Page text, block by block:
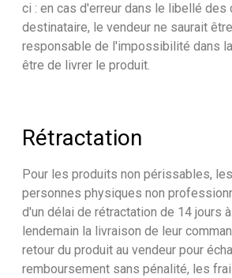
ci : en cas d'erreur dans le libellé des
destinataire, le vendeur ne saurait
responsable de l'impossibilité dans
être de livrer le produit.
Rétractation
Pour les produits non périssables,
personnes physiques non
d'un délai de rétractation de 14 jours
lendemain la livraison de leur
retour du produit au vendeur pour
remboursement sans pénalité, les